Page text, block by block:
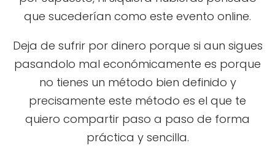
que sucederían como este evento online.
Deja de sufrir por dinero porque si aun sigues
pasandolo mal económicamente es porque
no tienes un método bien definido y
precisamente este método es el que te
quiero compartir paso a paso de forma
práctica y sencilla.